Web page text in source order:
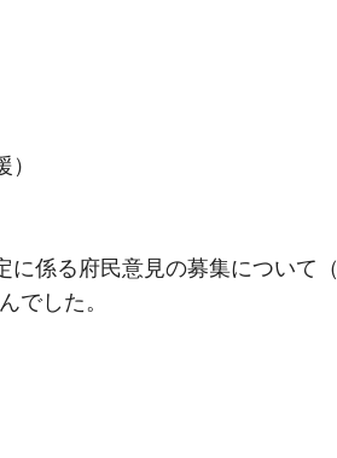
に係る府民意見の募集について
でした。